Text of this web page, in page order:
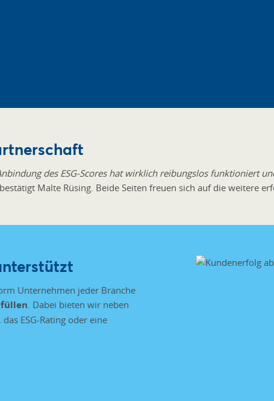
des ESG-Scores hat wirklich reibungslos funktioniert
Malte Rüsing. Beide Seiten freuen sich auf die weitere
Unternehmen jeder Branche
. Dabei bieten wir neben
ESG-Rating oder eine